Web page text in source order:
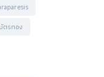
บัตรทอง